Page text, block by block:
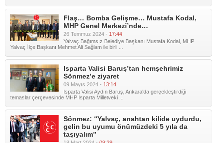
Flaş… Bomba Gelişme… Mustafa Kodal,
MHP Genel Merkezi’nde…
26 Temmuz 2024 - 17:44
Yalvaç Bağımsız Belediye Başkanı Mustafa Kodal, MHP
Yalvaç İlçe Başkanı Mehmet Ali Sağlam ile birli ...
Isparta Valisi Baruş’tan hemşehrimiz
Sönmez’e ziyaret
09 Mayıs 2024 - 13:14
Isparta Valisi Aydın Baruş, Ankara'da gerçekleştirdiği
temaslar çerçevesinde MHP Isparta Milletveki ...
Sönmez: “Yalvaç, anahtarı kilide uydurdu,
gelin bu uyumu önümüzdeki 5 yıla da
taşıyalım”